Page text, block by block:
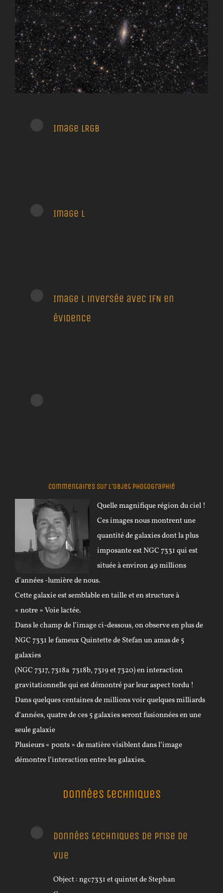
Image LRGB
Image L
Image L inversée avec IFN en
évidence
Commentaires sur l’objet photographié
Quelle magnifique région du ciel !
Ces images nous montrent une
quantité de galaxies dont la plus
imposante est NGC 7331 qui est
située à environ 49 millions
d’années -lumière de nous.
Cette galaxie est semblable en taille et en structure à
« notre » Voie lactée.
Dans le champ de l’image ci-dessous, on observe en plus de
NGC 7331 le fameux Quintette de Stefan un amas de 5
galaxies
(NGC 7317, 7318a 7318b, 7319 et 7320) en interaction
gravitationnelle qui est démontré par leur aspect tordu !
Dans quelques centaines de millions voir quelques milliards
d’années, quatre de ces 5 galaxies seront fusionnées en une
seule galaxie
Plusieurs « ponts » de matière visiblent dans l’image
démontre l’interaction entre les galaxies.
Données techniques
Données techniques de prise de
vue
Object :ngc7331 et quintet de Stephan